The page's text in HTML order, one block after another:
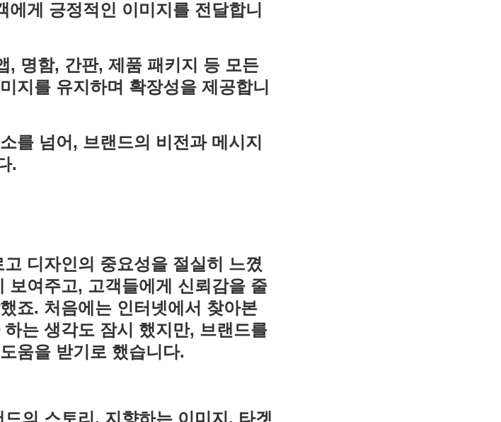
게 긍정적인 이미지를 전달합니
, 명함, 간판, 제품 패키지 등 모든
지를 유지하며 확장성을 제공합니
를 넘어, 브랜드의 비전과 메시지
.
디자인의 중요성을 절실히 느꼈
보여주고, 고객들에게 신뢰감을 줄
죠. 처음에는 인터넷에서 찾아본
는 생각도 잠시 했지만, 브랜드를
움을 받기로 했습니다.
의 스토리, 지향하는 이미지, 타겟